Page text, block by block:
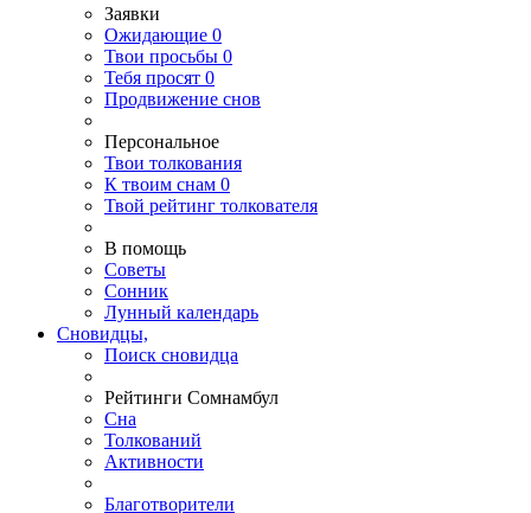
Заявки
Ожидающие 0
Твои просьбы 0
Тебя просят 0
Продвижение снов
Персональное
Твои толкования
К твоим снам 0
Твой рейтинг толкователя
В помощь
Советы
Сонник
Лунный календарь
Сновидцы,
Поиск сновидца
Рейтинги Сомнамбул
Сна
Толкований
Активности
Благотворители